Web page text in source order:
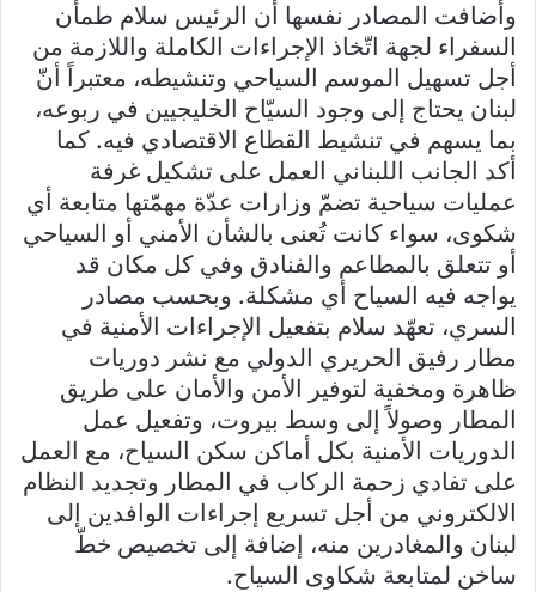
وأضافت المصادر نفسها أن الرئيس سلام طمأن
السفراء لجهة اتّخاذ الإجراءات الكاملة واللازمة من
أجل تسهيل الموسم السياحي وتنشيطه، معتبراً أنّ
لبنان يحتاج إلى وجود السيّاح الخليجيين في ربوعه،
بما يسهم في تنشيط القطاع الاقتصادي فيه. كما
أكد الجانب اللبناني العمل على تشكيل غرفة
عمليات سياحية تضمّ وزارات عدّة مهمّتها متابعة أي
شكوى، سواء كانت تُعنى بالشأن الأمني أو السياحي
أو تتعلق بالمطاعم والفنادق وفي كل مكان قد
يواجه فيه السياح أي مشكلة. وبحسب مصادر
السري، تعهّد سلام بتفعيل الإجراءات الأمنية في
مطار رفيق الحريري الدولي مع نشر دوريات
ظاهرة ومخفية لتوفير الأمن والأمان على طريق
المطار وصولاً إلى وسط بيروت، وتفعيل عمل
الدوريات الأمنية بكل أماكن سكن السياح، مع العمل
على تفادي زحمة الركاب في المطار وتجديد النظام
الالكتروني من أجل تسريع إجراءات الوافدين إلى
لبنان والمغادرين منه، إضافة إلى تخصيص خطّ
ساخن لمتابعة شكاوى السياح.